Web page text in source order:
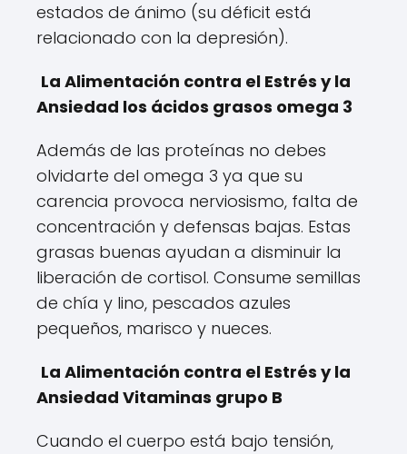
estados de ánimo (su déficit está
relacionado con la depresión).
La Alimentación contra el Estrés y la
Ansiedad los ácidos grasos omega 3
Además de las proteínas no debes
olvidarte del omega 3 ya que su
carencia provoca nerviosismo, falta de
concentración y defensas bajas. Estas
grasas buenas ayudan a disminuir la
liberación de cortisol. Consume semillas
de chía y lino, pescados azules
pequeños, marisco y nueces.
La Alimentación contra el Estrés y la
Ansiedad Vitaminas grupo B
Cuando el cuerpo está bajo tensión,